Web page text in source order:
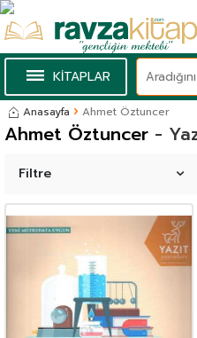
KİTAPLAR
Anasayfa Ahmet Öztuncer
-
Ahmet Öztuncer
Filtre